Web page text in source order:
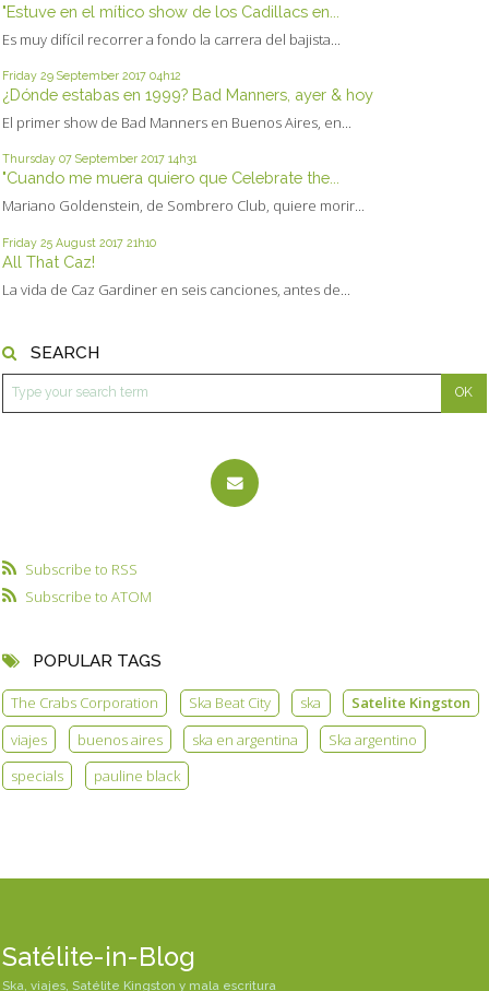
"Estuve en el mítico show de los Cadillacs en...
Es muy difícil recorrer a fondo la carrera del bajista...
Friday 29 September 2017 04h12
¿Dónde estabas en 1999? Bad Manners, ayer & hoy
El primer show de Bad Manners en Buenos Aires, en...
Thursday 07 September 2017 14h31
"Cuando me muera quiero que Celebrate the...
Mariano Goldenstein, de Sombrero Club, quiere morir...
Friday 25 August 2017 21h10
All That Caz!
La vida de Caz Gardiner en seis canciones, antes de...
SEARCH
Subscribe to RSS
Subscribe to ATOM
POPULAR TAGS
The Crabs Corporation Ska Beat City ska
Satelite Kingston
viajes
buenos aires ska en argentina
Ska argentino
specials
pauline black
Satélite-in-Blog
Ska, viajes, Satélite Kingston y mala escritura